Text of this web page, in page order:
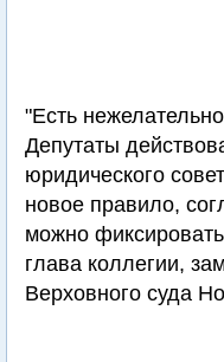
"Есть
Депутаты
юридического
новое правило,
можно
глава коллегии,
Верховного суда